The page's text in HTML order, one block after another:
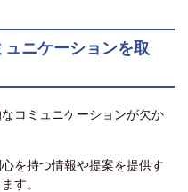
ニケーションを取
コミュニケーションが欠か
を持つ情報や提案を提供す
す。